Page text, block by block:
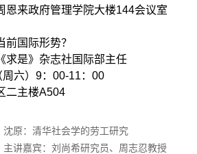
来政府管理学院大楼144会议室
国际形势？
是》杂志社国际部主任
六）9：00-11：00
二主楼A504
沈原：清华社会学的劳工研究
主讲嘉宾：刘尚希研究员、周志忍教授